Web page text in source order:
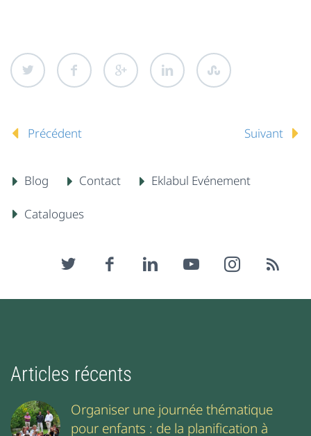
Précédent Suivant
Blog Contact Eklabul Evénement
Catalogues
Articles récents
Organiser une journée thématique
pour enfants : de la planification à